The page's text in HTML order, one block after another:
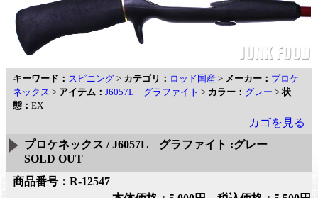
キーワード： スピニング > カテゴリ： ロッド国産 > メーカー： プロケ
ネックス > アイテム： J6057L グラファイト > カラー： グレー >状
態： EX-
カゴを見る
プロケネックス / J6057L グラファイト :グレー
SOLD OUT
商品番号：R-12547